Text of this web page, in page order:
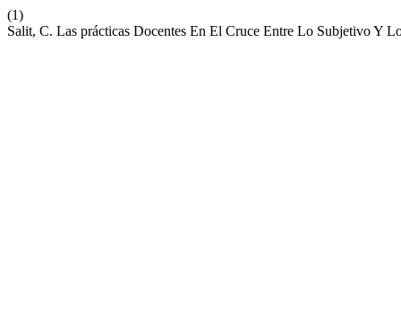
(1)
Salit, C. Las prácticas Docentes En El Cruce Entre Lo Subjetivo Y